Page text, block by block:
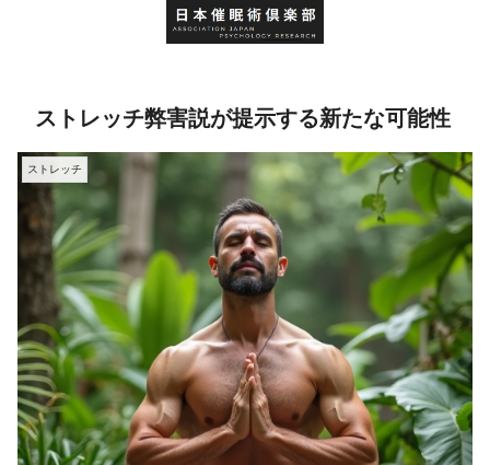
ストレッチ弊害説が提示する新たな可能性
ストレッチ